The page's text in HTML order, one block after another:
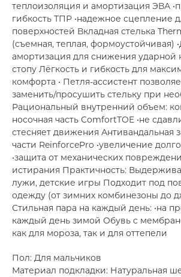
теплоизоляция и амортизация ЭВА
гибкость ТПР •надежное сцепление
поверхностей Вкладная стелька
(съемная, теплая, формоустойчивая)
амортизация для снижения ударной
стопу Лёгкость и гибкость для
комфорта • Петля-ассистент
заменить/просушить стельку при
Рациональный внутренний объем:
носочная часть ComfortTOE •не
стесняет движения Антивандальная
части ReinforcePro •увеличение
•защита от механических
истирания Практичность:
лужи, детские игры Подходит под
одежду (от зимних комбинезоны до
Стильная пара на каждый день: •на
каждый день зимой Обувь c
как для мороза, так и для оттепели
Пол: Для мальчиков
Материал подкладки: Натуральная